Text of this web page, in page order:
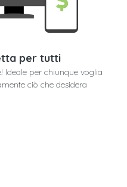
per tutti
Ideale per chiunque voglia
ciò che desidera